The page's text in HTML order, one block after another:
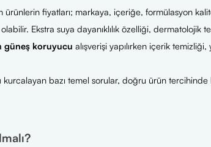
ürünlerin fiyatları; markaya, içeriğe, formülasyon
Ekstra suya dayanıklılık özelliği,
güneş koruyucu alışverişi yapılırken içerik
kurcalayan bazı temel sorular, doğru ürün